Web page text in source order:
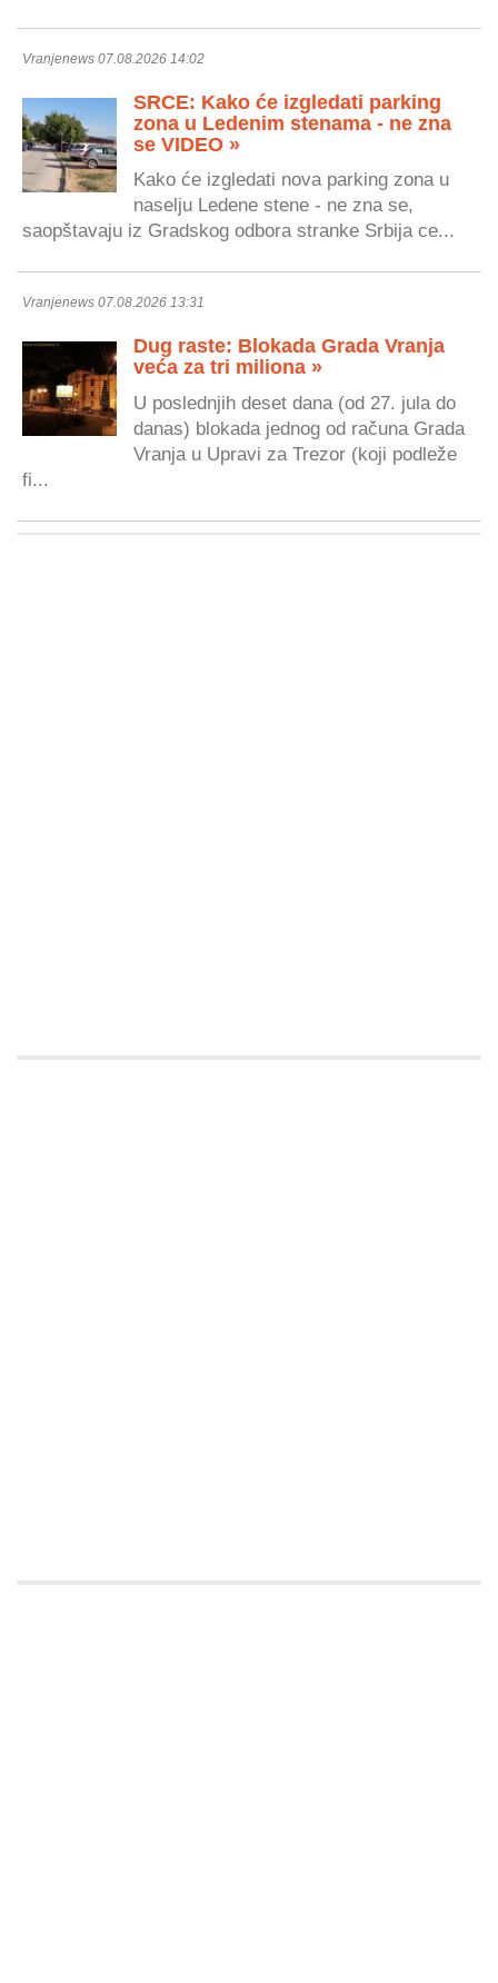
Vranjenews 07.08.2026 14:02
SRCE: Kako će izgledati parking
zona u Ledenim stenama - ne zna
se VIDEO »
Kako će izgledati nova parking zona u
naselju Ledene stene - ne zna se,
saopštavaju iz Gradskog odbora stranke Srbija ce...
Vranjenews 07.08.2026 13:31
Dug raste: Blokada Grada Vranja
veća za tri miliona »
U poslednjih deset dana (od 27. jula do
danas) blokada jednog od računa Grada
Vranja u Upravi za Trezor (koji podleže
fi...